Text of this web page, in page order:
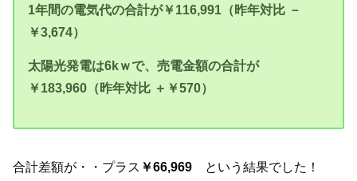
1年間の電気代の合計が￥116,991（昨年対比 －
￥3,674）
太陽光発電は6kｗで、売電金額の合計が
￥183,960（昨年対比 ＋￥570）
合計差額が・・プラス ￥66,969 という結果でした！